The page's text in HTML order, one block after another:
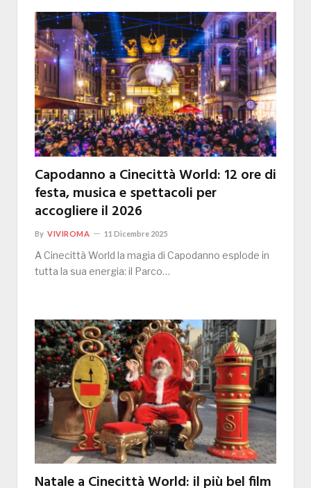
Capodanno a Cinecittà World: 12 ore di
festa, musica e spettacoli per
accogliere il 2026
By VIVIROMA 11 Dicembre 2025
A Cinecittà World la magia di Capodanno esplode in
tutta la sua energia: il Parco…
Natale a Cinecittà World: il più bel film